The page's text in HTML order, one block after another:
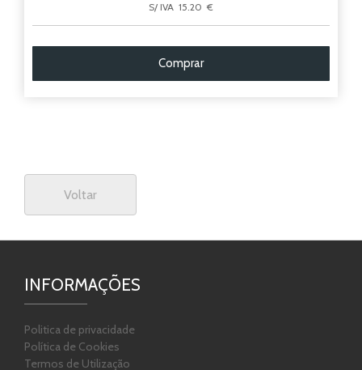
S/ IVA 15.20 €
Comprar
Voltar
INFORMAÇÕES
Politica de privacidade
Política de Cookies
Termos de Utilização